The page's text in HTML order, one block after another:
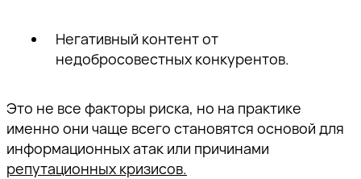
Негативный контент от
недобросовестных конкурентов.
Это не все факторы риска, но на практике
именно они чаще всего становятся основой для
информационных атак или причинами
репутационных кризисов.